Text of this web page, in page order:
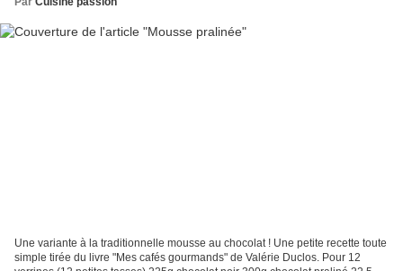
Une variante à la traditionnelle mousse au chocolat ! Une petite recette toute
simple tirée du livre "Mes cafés gourmands" de Valérie Duclos. Pour 12